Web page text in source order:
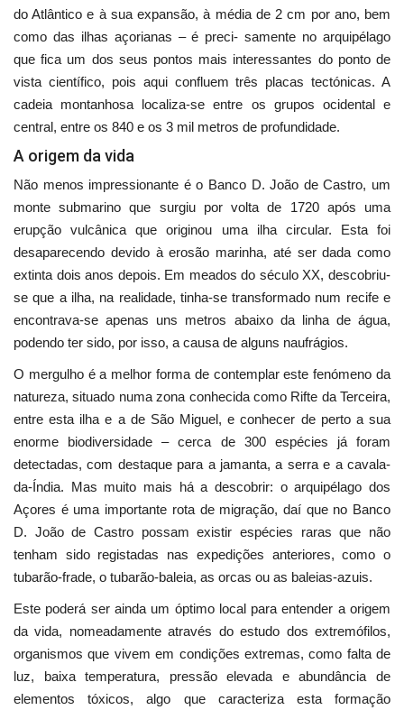
do Atlântico e à sua expansão, à média de 2 cm por ano, bem
como das ilhas açorianas – é preci- samente no arquipélago
que fica um dos seus pontos mais interessantes do ponto de
vista científico, pois aqui confluem três placas tectónicas. A
cadeia montanhosa localiza-se entre os grupos ocidental e
central, entre os 840 e os 3 mil metros de profundidade.
A origem da vida
Não menos impressionante é o Banco D. João de Castro, um
monte submarino que surgiu por volta de 1720 após uma
erupção vulcânica que originou uma ilha circular. Esta foi
desaparecendo devido à erosão marinha, até ser dada como
extinta dois anos depois. Em meados do século XX, descobriu-
se que a ilha, na realidade, tinha-se transformado num recife e
encontrava-se apenas uns metros abaixo da linha de água,
podendo ter sido, por isso, a causa de alguns naufrágios.
O mergulho é a melhor forma de contemplar este fenómeno da
natureza, situado numa zona conhecida como Rifte da Terceira,
entre esta ilha e a de São Miguel, e conhecer de perto a sua
enorme biodiversidade – cerca de 300 espécies já foram
detectadas, com destaque para a jamanta, a serra e a cavala-
da-Índia. Mas muito mais há a descobrir: o arquipélago dos
Açores é uma importante rota de migração, daí que no Banco
D. João de Castro possam existir espécies raras que não
tenham sido registadas nas expedições anteriores, como o
tubarão-frade, o tubarão-baleia, as orcas ou as baleias-azuis.
Este poderá ser ainda um óptimo local para entender a origem
da vida, nomeadamente através do estudo dos extremófilos,
organismos que vivem em condições extremas, como falta de
luz, baixa temperatura, pressão elevada e abundância de
elementos tóxicos, algo que caracteriza esta formação